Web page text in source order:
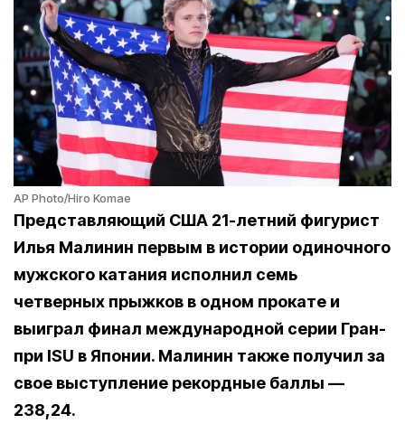
AP Photo/Hiro Komae
Представляющий США 21-летний фигурист
Илья Малинин первым в истории одиночного
мужского катания исполнил семь
четверных прыжков в одном прокате и
выиграл финал международной серии Гран-
при ISU в Японии. Малинин также получил за
свое выступление рекордные баллы —
238,24.